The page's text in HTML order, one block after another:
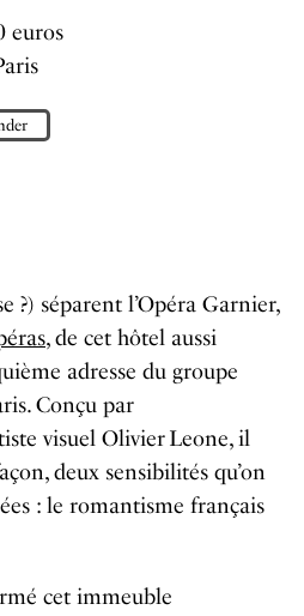
euros
?) séparent l’Opéra Garnier,
, de cet hôtel aussi
adresse du groupe
Conçu par
visuel Olivier Leone, il
deux sensibilités qu’on
: le romantisme français
cet immeuble